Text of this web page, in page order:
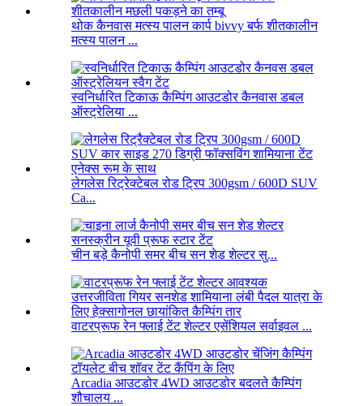
थोक कैनवास मत्स्य पालन कार्प bivvy बर्फ शीतकालीन
मत्स्य पालन ...
स्वनिर्धारित टिकाऊ कैम्पिंग आउटडोर कैनवास डबल
ऑस्ट्रेलिया ...
लेगलेस रिट्रेक्टेबल रोड ट्रिप 300gsm / 600D SUV
Ca...
चीन बड़े कैनोपी समर बीच सन शेड शेल्टर सु...
वाटरप्रूफ रेन फ्लाई टेंट शेल्टर एसेंशियल सर्वाइवल ...
Arcadia आउटडोर 4WD आउटडोर बदलते कैम्पिंग
शौचालय ...